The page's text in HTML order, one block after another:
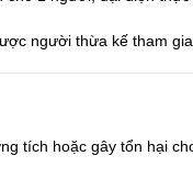
người thừa kế tham
tích hoặc gây tổn hại